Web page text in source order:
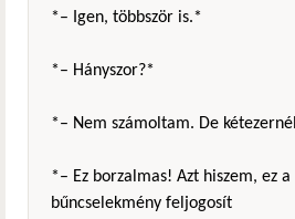
*– Igen, többször is.*
*– Hányszor?*
*– Nem számoltam. De
*– Ez borzalmas! Azt hiszem, ez
bűncselekmény feljogosít